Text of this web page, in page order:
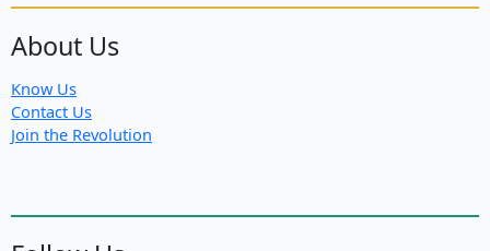
About Us
Know Us
Contact Us
Join the Revolution